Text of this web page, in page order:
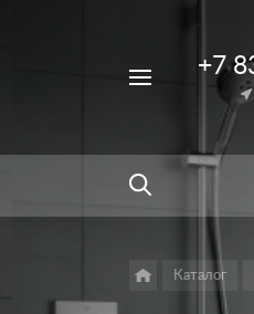
Каталог